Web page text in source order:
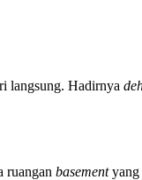
langsung. Hadirnya
ruangan basementyang